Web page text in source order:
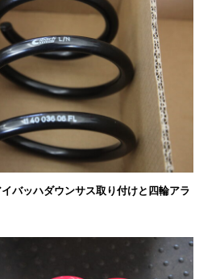
バッハダウンサス取り付けと四輪アラ